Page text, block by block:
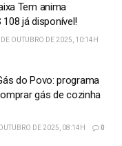
Tem anima
já disponível!
OUTUBRO DE 2025, 10:14H
do Povo: programa
gás de cozinha
DE 2025, 08:14H 0